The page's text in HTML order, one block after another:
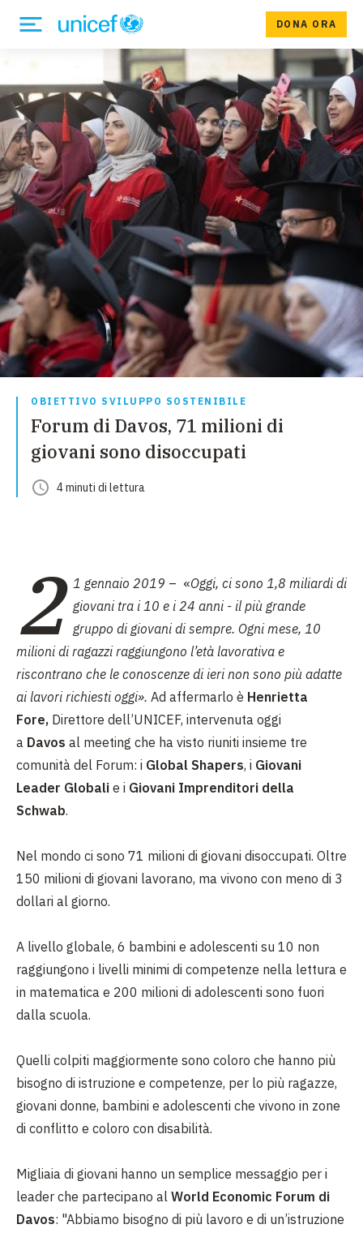
DONA ORA
OBIETTIVO SVILUPPO SOSTENIBILE
Forum di Davos, 71 milioni di
giovani sono disoccupati
4minuti di lettura
2 1 gennaio 2019 – «Oggi, ci sono 1,8 miliardi di
giovani tra i 10 e i 24 anni - il più grande
gruppo di giovani di sempre. Ogni mese, 10
milioni di ragazzi raggiungono l’età lavorativa e
riscontrano che le conoscenze di ieri non sono più adatte
ai lavori richiesti oggi». Ad affermarlo è Henrietta
Fore, Direttore dell’UNICEF, intervenuta oggi
a Davos al meeting che ha visto riuniti insieme tre
comunità del Forum: i Global Shapers, i Giovani
Leader Globali e i Giovani Imprenditori della
Schwab.
Nel mondo ci sono 71 milioni di giovani disoccupati. Oltre
150 milioni di giovani lavorano, ma vivono con meno di 3
dollari al giorno.
A livello globale, 6 bambini e adolescenti su 10 non
raggiungono i livelli minimi di competenze nella lettura e
in matematica e 200 milioni di adolescenti sono fuori
dalla scuola.
Quelli colpiti maggiormente sono coloro che hanno più
bisogno di istruzione e competenze, per lo più ragazze,
giovani donne, bambini e adolescenti che vivono in zone
di conflitto e coloro con disabilità.
Migliaia di giovani hanno un semplice messaggio per i
leader che partecipano al World Economic Forum di
Davos: "Abbiamo bisogno di più lavoro e di un’istruzione